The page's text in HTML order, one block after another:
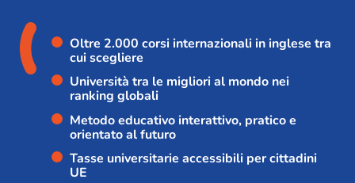
Oltre 2.000 corsi internazionali in inglese tra
cui scegliere
Università tra le migliori al mondo nei
ranking globali
Metodo educativo interattivo, pratico e
orientato al futuro
Tasse universitarie accessibili per cittadini
UE